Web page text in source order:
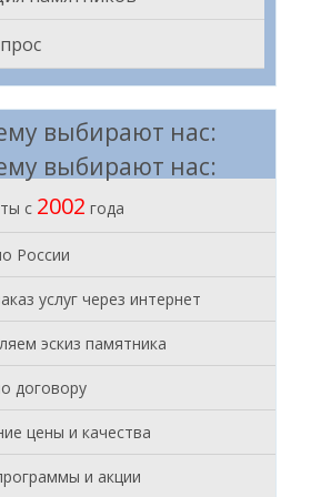
выбирают нас:
выбирают нас:
с 2002 года
России
услуг через интернет
эскиз памятника
договору
цены и качества
и акции